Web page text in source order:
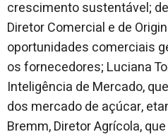
crescimento sustentável;
Diretor Comercial e de
oportunidades comerciais
os fornecedores; Luciana
Inteligência de Mercado,
dos mercado de açúcar,
Bremm, Diretor Agrícola,